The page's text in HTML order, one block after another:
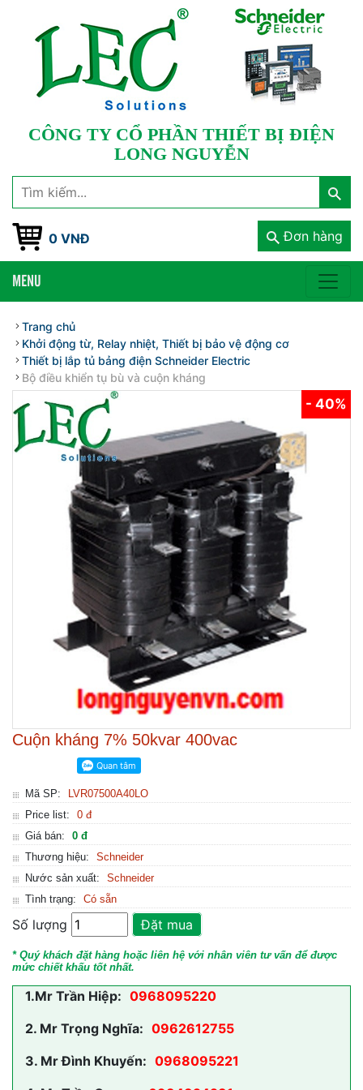
CÔNG TY CỔ PHẦN THIẾT BỊ ĐIỆN
LONG NGUYỄN
0 VNĐ Đơn hàng
MENU
Trang chủ
Khởi động từ, Relay nhiệt, Thiết bị bảo vệ động cơ
Thiết bị lắp tủ bảng điện Schneider Electric
Bộ điều khiển tụ bù và cuộn kháng
- 40%
Cuộn kháng 7% 50kvar 400vac
Mã SP:
LVR07500A40LO
Price list:
0 đ
Giá bán:
0 đ
Thương hiệu:
Schneider
Nước sản xuất:
Schneider
Tình trạng:
Có sẵn
Số lượng Đặt mua
* Quý khách đặt hàng hoặc liên hệ với nhân viên tư vấn để được
mức chiết khấu tốt nhất.
1.Mr Trần Hiệp: 0968095220
2. Mr Trọng Nghĩa: 0962612755
3. Mr Đình Khuyến: 0968095221